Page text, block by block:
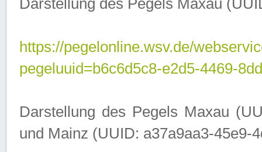
Darstellung des Pegels Maxau
https://pegelonline.wsv.de/
pegeluuid=b6c6d5c8-e2d5-4469-
Darstellung des Pegels Maxau
und Mainz (UUID: a37a9aa3-45e9-